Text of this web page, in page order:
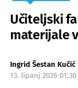
Učiteljski
materijale
Ingrid Šestan Kučić
13. lipanj 2026 01:30